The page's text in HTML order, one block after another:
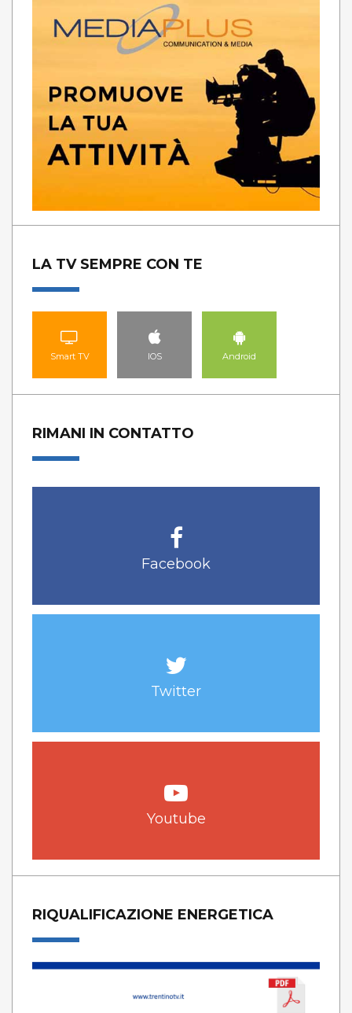
LA TV SEMPRE CON TE
Smart TV IOS Android
RIMANI IN CONTATTO
Facebook
Twitter
Youtube
RIQUALIFICAZIONE ENERGETICA